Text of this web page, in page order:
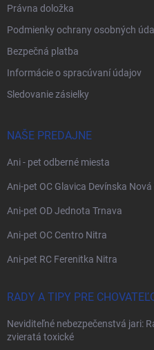
Právna doložka
Podmienky ochrany osobných
Bezpečná platba
Informácie o spracúvaní údajov
Sledovanie zásielky
NAŠE PREDAJNE
Ani - pet odberné miesta
Ani-pet OC Glavica Devínska Nová
Ani-pet OD Jednota Trnava
Ani-pet OC Centro Nitra
Ani-pet RC Ferenitka Nitra
RADY A TIPY PRE
Neviditeľné nebezpečenstvá jari:
zvieratá toxické